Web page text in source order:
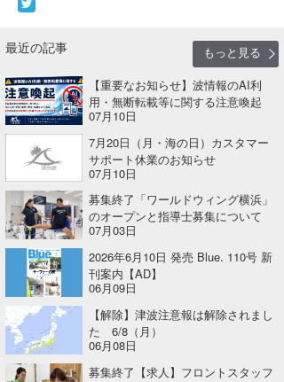
最近の記事
もっと見る
【重要なお知らせ】波情報のAI利
用・無断転載等に関する注意喚起
07月10日
7月20日（月・海の日）カスタマー
サポート休業のお知らせ
07月10日
募集終了「ワールドウィング横浜」
のオープンと指導士募集について
07月03日
2026年6月10日 発売 Blue. 110号 新
刊案内【AD】
06月09日
【解除】津波注意報は解除されまし
た 6/8（月）
06月08日
募集終了【求人】フロントスタッフ
ハンマー
まっきー
三輪予報士
小川予報士
上田純子
上條将美
唐澤予報士
SancheZ
ゴン
米山予報士